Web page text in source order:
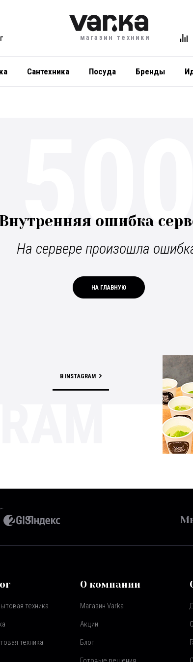
магазин техники
Сантехника Посуда Бренды
Внутренняя ошибка
На сервере произошла
НА ГЛАВНУЮ
В INSTAGRAM
техника
техника
О компании
Магазин Varka
Акции
Блог